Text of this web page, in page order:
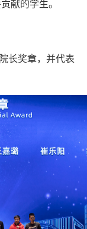
献的学生。
长奖章，并代表